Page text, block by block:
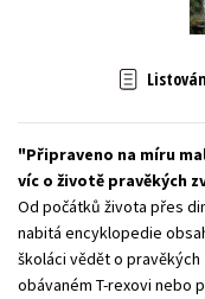
Připraveno na míru
víc o životě pravěkých
Od počátků života přes
nabitá encyklopedie
školáci vědět o
obávaném T-rexovi nebo